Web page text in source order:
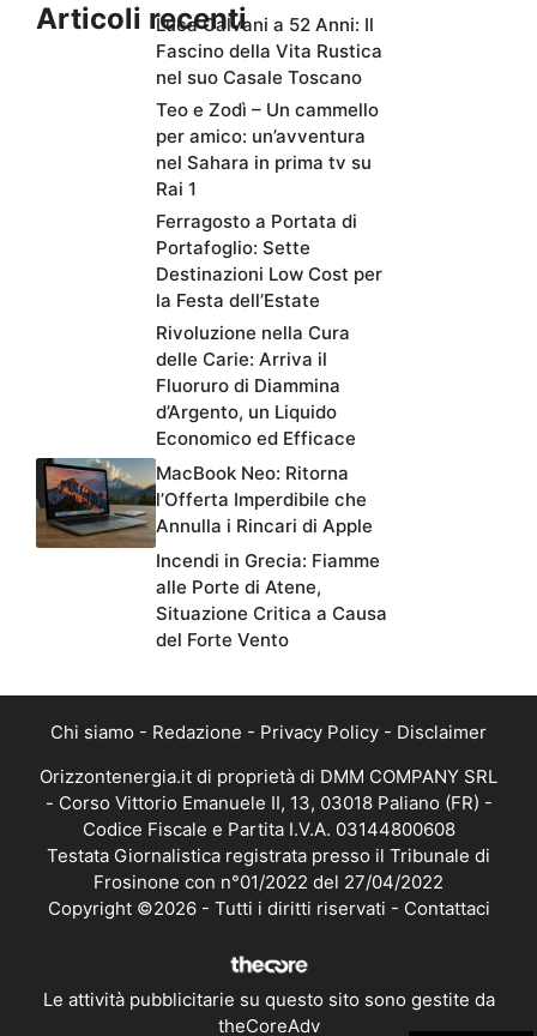
Articoli recentiLuca Calvani a 52 Anni: Il
Fascino della Vita Rustica
nel suo Casale Toscano
Teo e Zodì – Un cammello
per amico: un’avventura
nel Sahara in prima tv su
Rai 1
Ferragosto a Portata di
Portafoglio: Sette
Destinazioni Low Cost per
la Festa dell’Estate
Rivoluzione nella Cura
delle Carie: Arriva il
Fluoruro di Diammina
d’Argento, un Liquido
Economico ed Efficace
MacBook Neo: Ritorna
l’Offerta Imperdibile che
Annulla i Rincari di Apple
Incendi in Grecia: Fiamme
alle Porte di Atene,
Situazione Critica a Causa
del Forte Vento
Chi siamo - Redazione - Privacy Policy - Disclaimer
Orizzontenergia.it di proprietà di DMM COMPANY SRL
- Corso Vittorio Emanuele II, 13, 03018 Paliano (FR) -
Codice Fiscale e Partita I.V.A. 03144800608
Testata Giornalistica registrata presso il Tribunale di
Frosinone con n°01/2022 del 27/04/2022
Copyright ©2026 - Tutti i diritti riservati - Contattaci
Le attività pubblicitarie su questo sito sono gestite da
theCoreAdv